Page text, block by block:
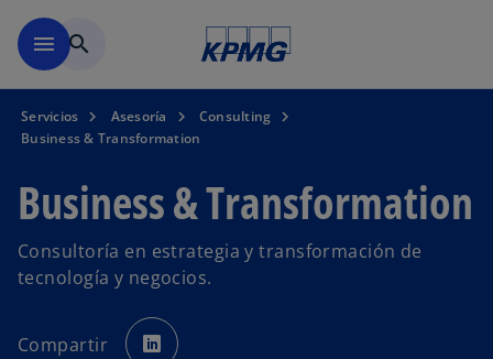
menu search
Servicios Asesoría
Consulting
Business & Transformation
Business & Transformation
Consultoría en estrategia y transformación de
tecnología y negocios.
Compartir e
a